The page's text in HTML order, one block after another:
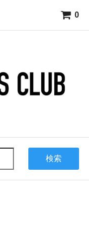
0
検索